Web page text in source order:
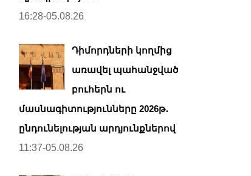
16:28-05.08.26
Դիմորդների կողմից
առավել պահանջված
բուհերն ու
մասնագիտությունները 2026թ․
ընդունելության արդյունքներով
11:37-05.08.26